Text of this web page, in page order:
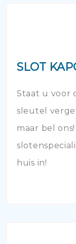
SLOT
Staat u voor
sleutel
maar bel
huis in!